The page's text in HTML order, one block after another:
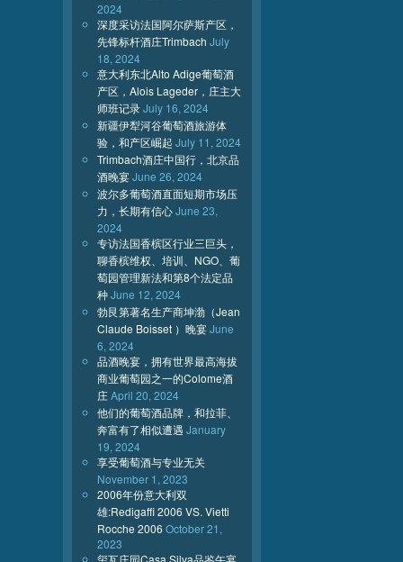
2024
深度采访法国阿尔萨斯产区，
先锋标杆酒庄Trimbach July
18, 2024
意大利东北Alto Adige葡萄酒
产区，Alois Lageder，庄主大
师班记录July 16, 2024
新疆伊犁河谷葡萄酒旅游体
验，和产区崛起 July 11, 2024
Trimbach酒庄中国行，北京品
酒晚宴June 26, 2024
波尔多葡萄酒直面短期市场压
力，长期有信心June 23,
2024
专访法国香槟区行业三巨头，
聊香槟维权、培训、NGO、葡
萄园管理新法和第8个法定品
种June 12, 2024
勃艮第著名生产商坤渤（Jean
Claude Boisset ）晚宴June
6, 2024
品酒晚宴，拥有世界最高海拔
商业葡萄园之一的Colome酒
庄April 20, 2024
他们的葡萄酒品牌，和拉菲、
奔富有了相似遭遇 January
19, 2024
享受葡萄酒与专业无关
November 1, 2023
2006年份意大利双
雄:Redigaffi 2006 VS. Vietti
Rocche 2006 October 21,
2023
玺瓦庄园Casa Silva品鉴午宴